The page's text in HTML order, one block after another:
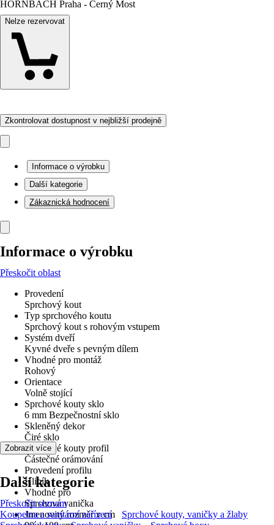
HORNBACH Praha - Černý Most
Nelze rezervovat
Zkontrolovat dostupnost v nejbližší prodejně
Informace o výrobku
Další kategorie
Zákaznická hodnocení
Informace o výrobku
Přeskočit oblast
Provedení
Sprchový kout
Typ sprchového koutu
Sprchový kout s rohovým vstupem
Systém dveří
Kyvné dveře s pevným dílem
Vhodné pro montáž
Rohový
Orientace
Volně stojící
Sprchové kouty sklo
6 mm Bezpečnostní sklo
Skleněný dekor
Čiré sklo
Sprchové kouty profil
Částečné orámování
Provedení profilu
Hliník
Vhodné pro
Sprchová vanička
Jmenovitý rozměr v cm
Zobrazit více
Další kategorie
Přeskočit seznam
Koupelna a sanitární zařízení
Sprchové kouty, vaničky a žlaby